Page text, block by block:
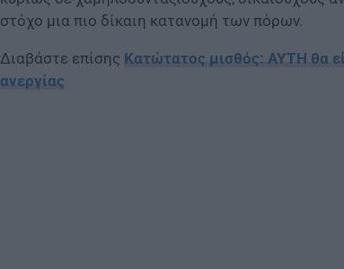
στόχο μια πιο δίκαιη κατανομή των πόρων.
Διαβάστε επίσης Κατώτατος μισθός: ΑΥΤΗ θα
ανεργίας